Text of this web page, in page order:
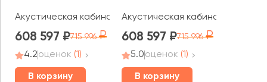
Акустическая кабина СаундКуб / SoundCube RV UNO
608 597 715 996
4.2оценок (1)
В корзину
Акустическая кабина
608 597 715 996
5.0оценок (1)
В корзину